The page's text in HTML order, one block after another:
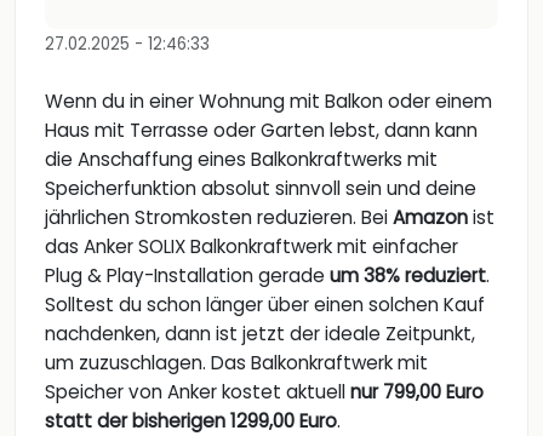
27.02.2025 - 12:46:33
Wenn du in einer Wohnung mit Balkon oder einem
Haus mit Terrasse oder Garten lebst, dann kann
die Anschaffung eines Balkonkraftwerks mit
Speicherfunktion absolut sinnvoll sein und deine
jährlichen Stromkosten reduzieren. BeiAmazonist
das Anker SOLIX Balkonkraftwerk mit einfacher
Plug & Play-Installation gerade um 38% reduziert.
Solltest du schon länger über einen solchen Kauf
nachdenken, dann ist jetzt der ideale Zeitpunkt,
um zuzuschlagen. Das Balkonkraftwerk mit
Speicher von Anker kostet aktuellnur 799,00 Euro
statt der bisherigen 1299,00 Euro.